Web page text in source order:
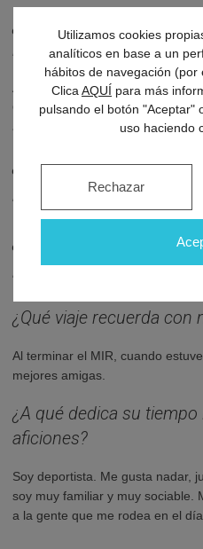
¿Si no hubiera sido
hubiera gustado
A cualquiera vinculada con la
Odontología, la Enfermería, la
ayudara a mejorar la vida de las
¿Qué libro que
“La paciente silenciosa”, de Alex
¿Cuál es la última
“La vida secreta de Walter Mitty”.
¿Qué viaje recuerda con
Al terminar el MIR, cuando
mejores amigas.
¿A qué dedica su
aficiones?
Soy deportista. Me gusta nadar,
soy muy familiar y muy sociable.
a la gente que me rodea en el día
Utilizamos cookies
analíticos en base a un
hábitos de navegación (por
Clica AQUÍ para más
pulsando el botón "Aceptar"
uso haciendo
Rechazar